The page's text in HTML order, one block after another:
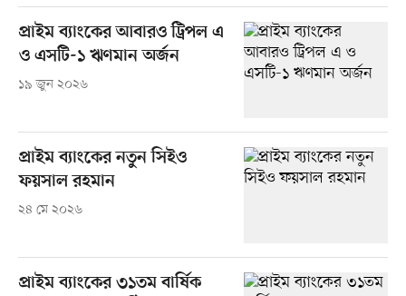
প্রাইম ব্যাংকের আবারও ট্রিপল এ
ও এসটি-১ ঋণমান অর্জন
১৯ জুন ২০২৬
প্রাইম ব্যাংকের নতুন সিইও
ফয়সাল রহমান
২৪ মে ২০২৬
প্রাইম ব্যাংকের ৩১তম বার্ষিক